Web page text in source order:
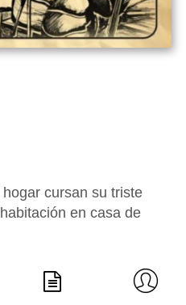
cursan su triste
en casa de